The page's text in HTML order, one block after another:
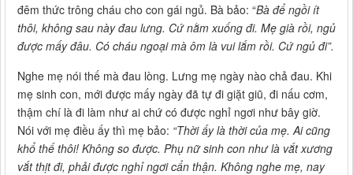
đêm thức trông cháu cho con gái ngủ. Bà bảo: “Bà để ngồi ít
thôi, không sau này đau lưng. Cứ nằm xuống đi. Mẹ già rồi, ngủ
được mấy đâu. Có cháu ngoại mà ôm là vui lắm rồi. Cứ ngủ đi”.
Nghe mẹ nói thế mà đau lòng. Lưng mẹ ngày nào chả đau. Khi
mẹ sinh con, mới được mấy ngày đã tự đi giặt giũ, đi nấu cơm,
thậm chí là đi làm như ai chứ có được nghỉ ngơi như bây giờ.
Nói với mẹ điều ấy thì mẹ bảo: “Thời ấy là thời của mẹ. Ai cũng
khổ thế thôi! Không so được. Phụ nữ sinh con như là vắt xương
vắt thịt đi, phải được nghỉ ngơi cẩn thận. Không nghe mẹ, nay